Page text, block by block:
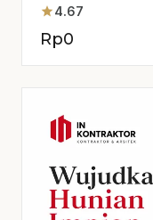
star4.67
Rp0